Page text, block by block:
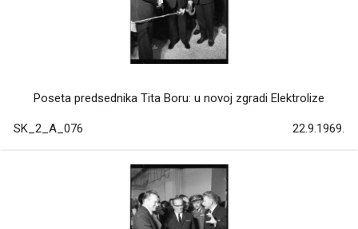
Poseta predsednika Tita Boru: u novoj zgradi Elektrolize
SK_2_A_076 22.9.1969.